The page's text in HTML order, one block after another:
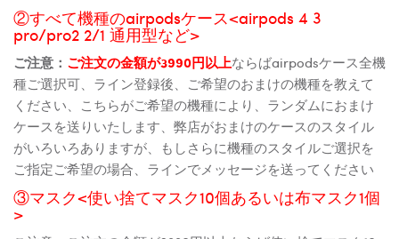
②すべて機種のairpodsケース<airpods 4 3
pro/pro2 2/1 通用型など>
ご注意： ご注文の金額が3990円以上ならばairpodsケース全機
種ご選択可、ライン登録後、ご希望のおまけの機種を教えて
ください、こちらがご希望の機種により、ランダムにおまけ
ケースを送りいたします、弊店がおまけのケースのスタイル
がいろいろありますが、もしさらに機種のスタイルご選択を
ご指定ご希望の場合、ラインでメッセージを送ってください
③マスク<使い捨てマスク10個あるいは布マスク1個
>